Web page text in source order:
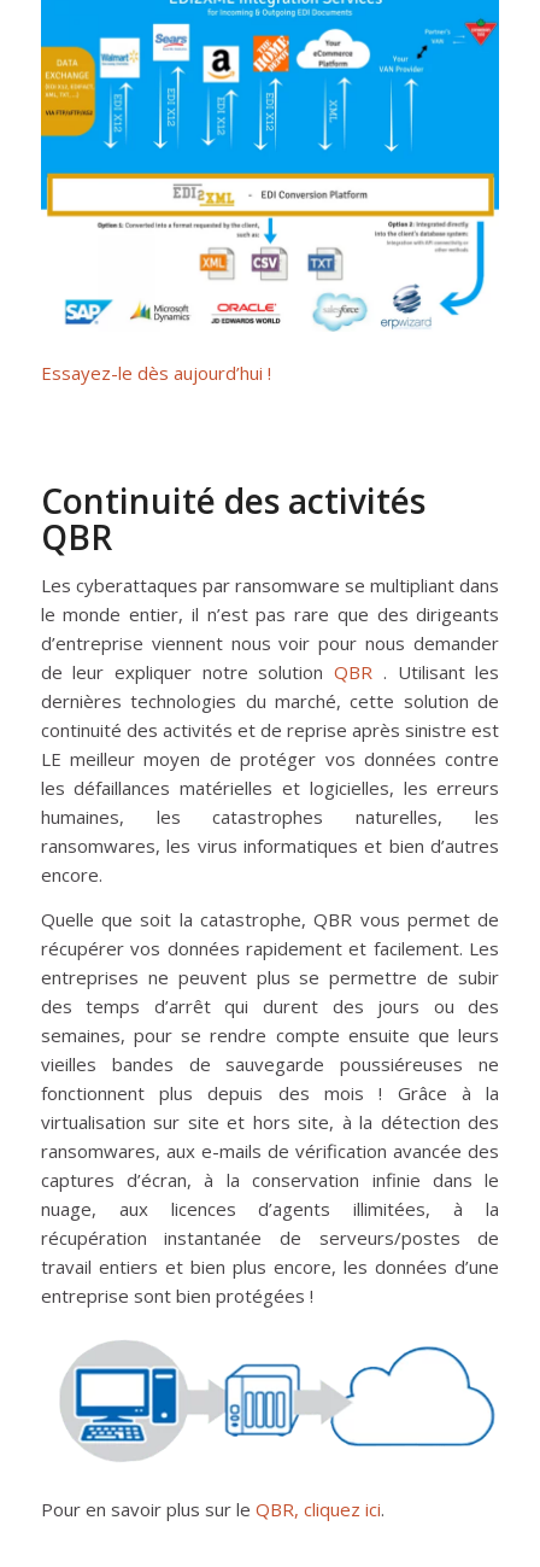
Essayez-le dès aujourd’hui !
Continuité des activités
QBR
Les cyberattaques par ransomware se multipliant dans
le monde entier, il n’est pas rare que des dirigeants
d’entreprise viennent nous voir pour nous demander
de leur expliquer notre solutionQBR . Utilisant les
dernières technologies du marché, cette solution de
continuité des activités et de reprise après sinistre est
LE meilleur moyen de protéger vos données contre
les défaillances matérielles et logicielles, les erreurs
humaines, les catastrophes naturelles, les
ransomwares, les virus informatiques et bien d’autres
encore.
Quelle que soit la catastrophe, QBR vous permet de
récupérer vos données rapidement et facilement. Les
entreprises ne peuvent plus se permettre de subir
des temps d’arrêt qui durent des jours ou des
semaines, pour se rendre compte ensuite que leurs
vieilles bandes de sauvegarde poussiéreuses ne
fonctionnent plus depuis des mois ! Grâce à la
virtualisation sur site et hors site, à la détection des
ransomwares, aux e-mails de vérification avancée des
captures d’écran, à la conservation infinie dans le
nuage, aux licences d’agents illimitées, à la
récupération instantanée de serveurs/postes de
travail entiers et bien plus encore, les données d’une
entreprise sont bien protégées !
Pour en savoir plus sur le QBR, cliquez ici.